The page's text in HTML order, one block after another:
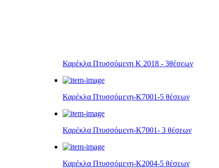
Καρέκλα Πτυσσόμενη Κ 2018 - 3θέσεων
Καρέκλα Πτυσσόμενη-Κ7001-5 θέσεων
Καρέκλα Πτυσσόμενη-Κ7001- 3 θέσεων
Καρέκλα Πτυσσόμενη-Κ2004-5 θέσεων